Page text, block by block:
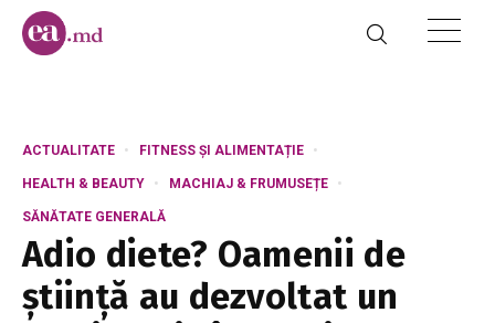
ACTUALITATE FITNESS ȘI ALIMENTAȚIE
HEALTH & BEAUTY MACHIAJ & FRUMUSEȚE
SĂNĂTATE GENERALĂ
Adio diete? Oamenii de
știință au dezvoltat un